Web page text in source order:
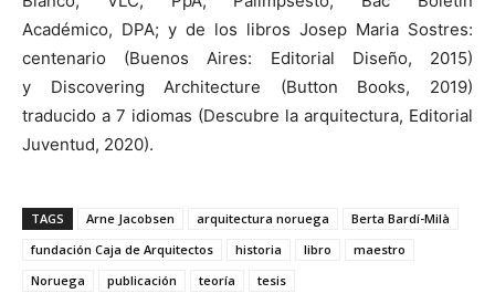
Académico, DPA; y de los libros Josep Maria Sostres:
centenario (Buenos Aires: Editorial Diseño, 2015)
y Discovering Architecture (Button Books, 2019)
traducido a 7 idiomas (Descubre la arquitectura, Editorial
Juventud, 2020).
TAGS Arne Jacobsen arquitectura noruega
Berta Bardí-Milà
fundación Caja de Arquitectos
historia libro
maestro
Noruega
publicación teoría tesis